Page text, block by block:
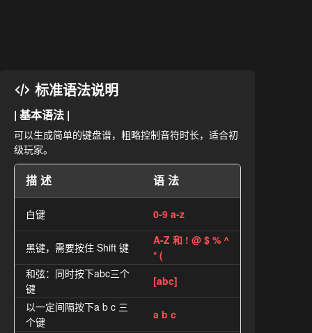
标准语法说明
| 基本语法 |
可以生成简单的键盘谱，粗略控制音符时长，适合初
级玩家。
描述 语法
白键 0-9 a-z
黑键，需要按住 Shift 键
A-Z 和 ! @ $ % ^
* (
和弦：同时按下abc三个
键
[abc]
以一定间隔按下a b c 三
个键
a b c